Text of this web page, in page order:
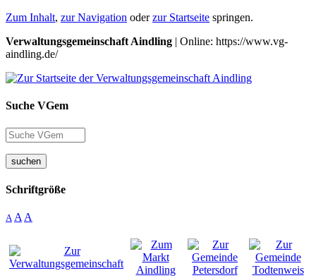
Zum Inhalt, zur Navigation oderzur Startseite springen.
Verwaltungsgemeinschaft Aindling | Online: https://www.vg-
aindling.de/
Suche VGem
suchen
Schriftgröße
A A A